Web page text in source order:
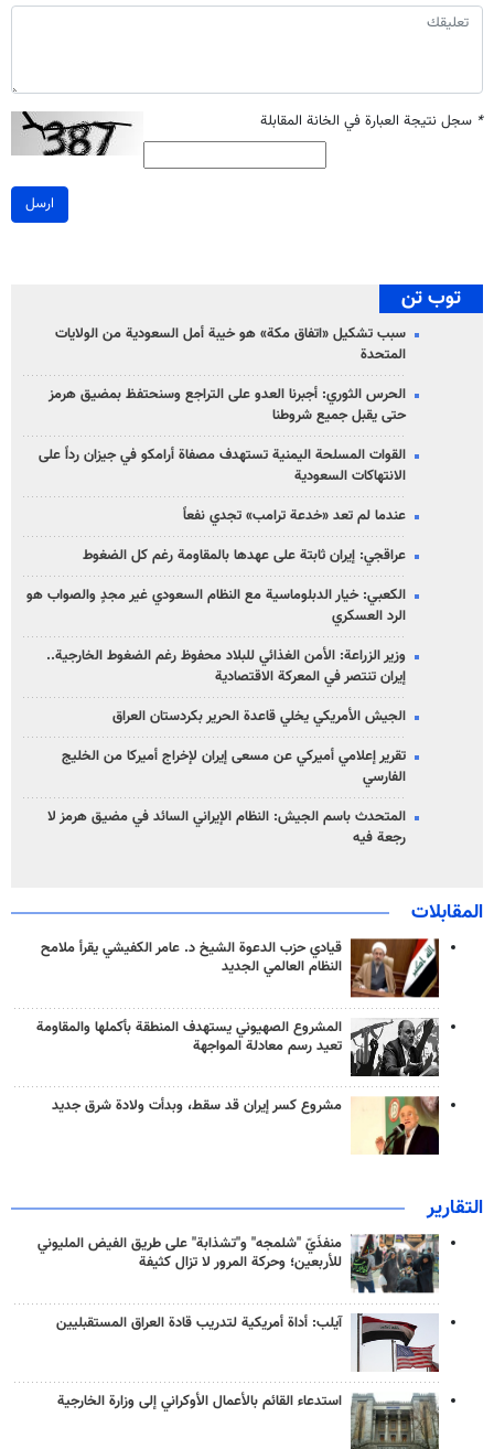
* سجل نتيجة العبارة في الخانة المقابلة
ارسل
توب تن
سبب تشكيل «اتفاق مكة» هو خيبة أمل السعودية من الولايات
المتحدة
الحرس الثوري: أجبرنا العدو على التراجع وسنحتفظ بمضيق هرمز
حتى يقبل جميع شروطنا
القوات المسلحة اليمنية تستهدف مصفاة أرامكو في جيزان رداً على
الانتهاكات السعودية
عندما لم تعد «خدعة ترامب» تجدي نفعاً
عراقجي: إيران ثابتة على عهدها بالمقاومة رغم كل الضغوط
الكعبي: خيار الدبلوماسية مع النظام السعودي غير مجدٍ والصواب هو
الرد العسكري
وزير الزراعة: الأمن الغذائي للبلاد محفوظ رغم الضغوط الخارجية..
إيران تنتصر في المعركة الاقتصادية
الجيش الأمريكي يخلي قاعدة الحرير بكردستان العراق
تقرير إعلامي أميركي عن مسعى إيران لإخراج أميركا من الخليج
الفارسي
المتحدث باسم الجيش: النظام الإيراني السائد في مضيق هرمز لا
رجعة فيه
المقابلات
قيادي حزب الدعوة الشيخ د. عامر الكفيشي يقرأ ملامح
النظام العالمي الجديد
المشروع الصهيوني يستهدف المنطقة بأكملها والمقاومة
تعيد رسم معادلة المواجهة
مشروع كسر إيران قد سقط، وبدأت ولادة شرق جديد
التقارير
منفذَيّ "شلمجه" و"تشذابة" على طريق الفيض المليوني
للأربعين؛ وحركة المرور لا تزال كثيفة
آيلب: أداة أمريكية لتدريب قادة العراق المستقبليين
استدعاء القائم بالأعمال الأوكراني إلى وزارة الخارجية